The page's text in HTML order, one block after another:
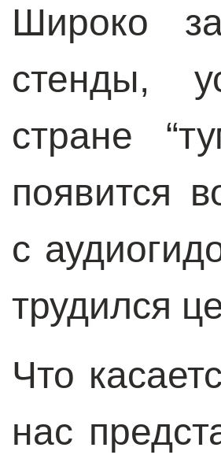
Широко
стенды,
стране
появится
с
трудился
Что
нас